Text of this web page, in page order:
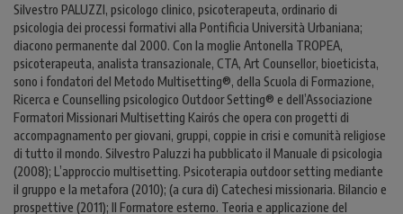
Silvestro PALUZZI, psicologo clinico, psicoterapeuta, ordinario di
psicologia dei processi formativi alla Pontificia Università Urbaniana;
diacono permanente dal 2000. Con la moglie Antonella TROPEA,
psicoterapeuta, analista transazionale, CTA, Art Counsellor, bioeticista,
sono i fondatori del Metodo Multisetting®, della Scuola di Formazione,
Ricerca e Counselling psicologico Outdoor Setting® e dell’Associazione
Formatori Missionari Multisetting Kairós che opera con progetti di
accompagnamento per giovani, gruppi, coppie in crisi e comunità religiose
di tutto il mondo. Silvestro Paluzzi ha pubblicato il Manuale di psicologia
(2008); L’approccio multisetting. Psicoterapia outdoor setting mediante
il gruppo e la metafora (2010); (a cura di) Catechesi missionaria. Bilancio e
prospettive (2011); Il Formatore esterno. Teoria e applicazione del